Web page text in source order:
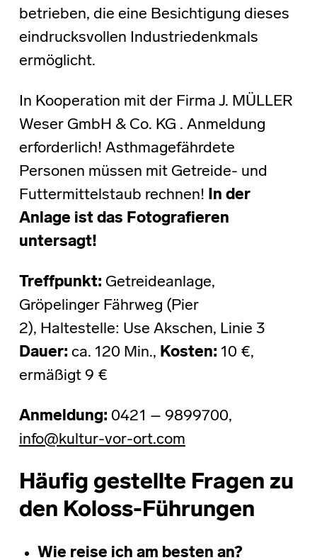
betrieben, die eine Besichtigung dieses
eindrucksvollen Industriedenkmals
ermöglicht.
In Kooperation mit der Firma J. MÜLLER
Weser GmbH & Co. KG . Anmeldung
erforderlich! Asthmagefährdete
Personen müssen mit Getreide- und
Futtermittelstaub rechnen! In der
Anlage ist das Fotografieren
untersagt!
Treffpunkt: Getreideanlage,
Gröpelinger Fährweg (Pier
2), Haltestelle: Use Akschen, Linie 3
Dauer: ca. 120 Min., Kosten: 10 €,
ermäßigt 9 €
Anmeldung: 0421 – 9899700,
info@kultur-vor-ort.com
Häufig gestellte Fragen zu
den Koloss-Führungen
Wie reise ich am besten an?